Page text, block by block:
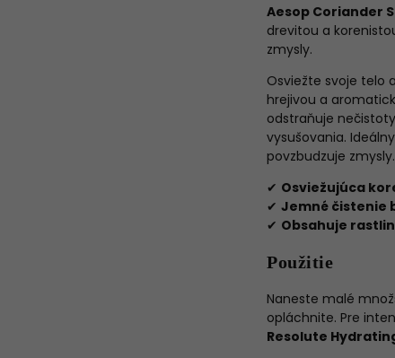
Aesop Coriander
drevitou a
zmysly.
Osviežte svoje telo
hrejivou a
odstraňuje
vysušovania.
povzbudzuje zmysly.
✔ Osviežujúca
✔ Jemné čistenie
✔ Obsahuje
Použitie
Naneste malé
opláchnite. Pre
Resolute